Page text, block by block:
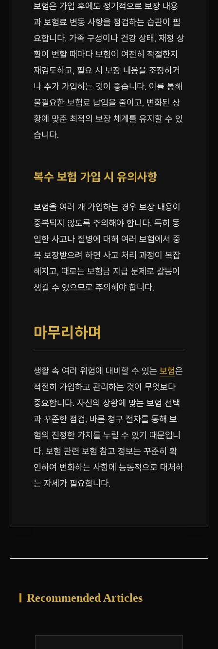
보험은 가입 후에도 정기적으로 보장 내용
과 보험료 변동 사항을 점검하는 습관이 필
요합니다. 가족 구성이나 건강 상태, 재정 상
황이 변할 때마다 보험이 여전히 적절한지
재검토하고, 필요 시 보장 내용을 조정하거
나 추가 가입하는 것이 좋습니다. 이를 통해
불필요한 보험료 납입을 줄이고, 변화된 상
황에 맞춘 최적의 보장 체계를 유지할 수 있
습니다.
복수 보험 가입 시 유의사항
보험을 여러 개 가입하는 경우 보장 내용이
중복되지 않도록 주의해야 합니다. 특히 동
일한 사고나 질병에 대해 여러 보험에서 중
복 보장받으려 하면 사고 처리 과정이 복잡
해지고, 때로는 보험금 지급 문제로 갈등이
생길 수 있으므로 주의해야 합니다.
마무리하며
생활 속 여러 위험에 대비할 수 있는 보험은
적절히 가입하고 관리하는 것이 무엇보다
중요합니다. 자신의 상황에 맞는 보험 선택
과 꾸준한 점검, 바른 청구 절차를 통해 보
험의 진정한 가치를 누릴 수 있기 때문입니
다. 보험 관련 보험 참고 정보는 꾸준히 확
인하여 변화하는 사항에 능동적으로 대처하
는 자세가 필요합니다.
Recommended Articles